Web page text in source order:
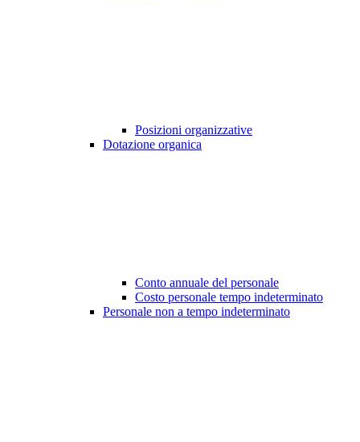
Posizioni organizzative
Dotazione organica
Conto annuale del personale
Costo personale tempo indeterminato
Personale non a tempo indeterminato